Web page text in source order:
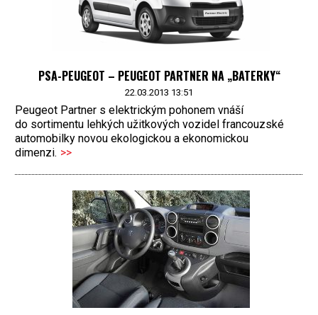
PSA-PEUGEOT – PEUGEOT PARTNER NA „BATERKY“
22.03.2013 13:51
Peugeot Partner s elektrickým pohonem vnáší
do sortimentu lehkých užitkových vozidel francouzské
automobilky novou ekologickou a ekonomickou
dimenzi. >>